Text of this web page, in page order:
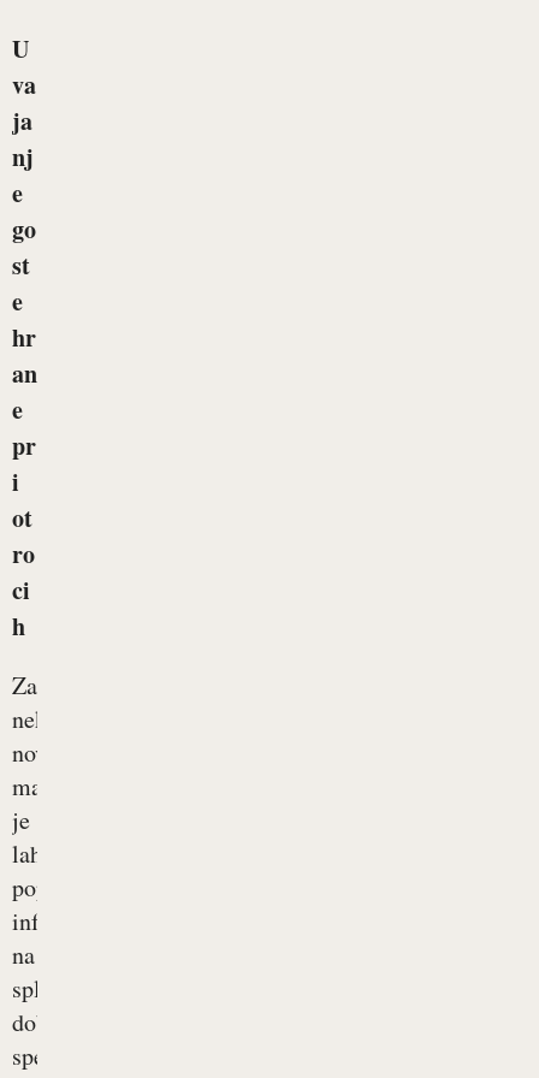
U
va
ja
nj
e
go
st
e
hr
an
e
pr
i
ot
ro
ci
h
Za
nekatere
novopečene
mamice
je
lahko
poplava
informacij
na
spletu
dobrodošla,
spet